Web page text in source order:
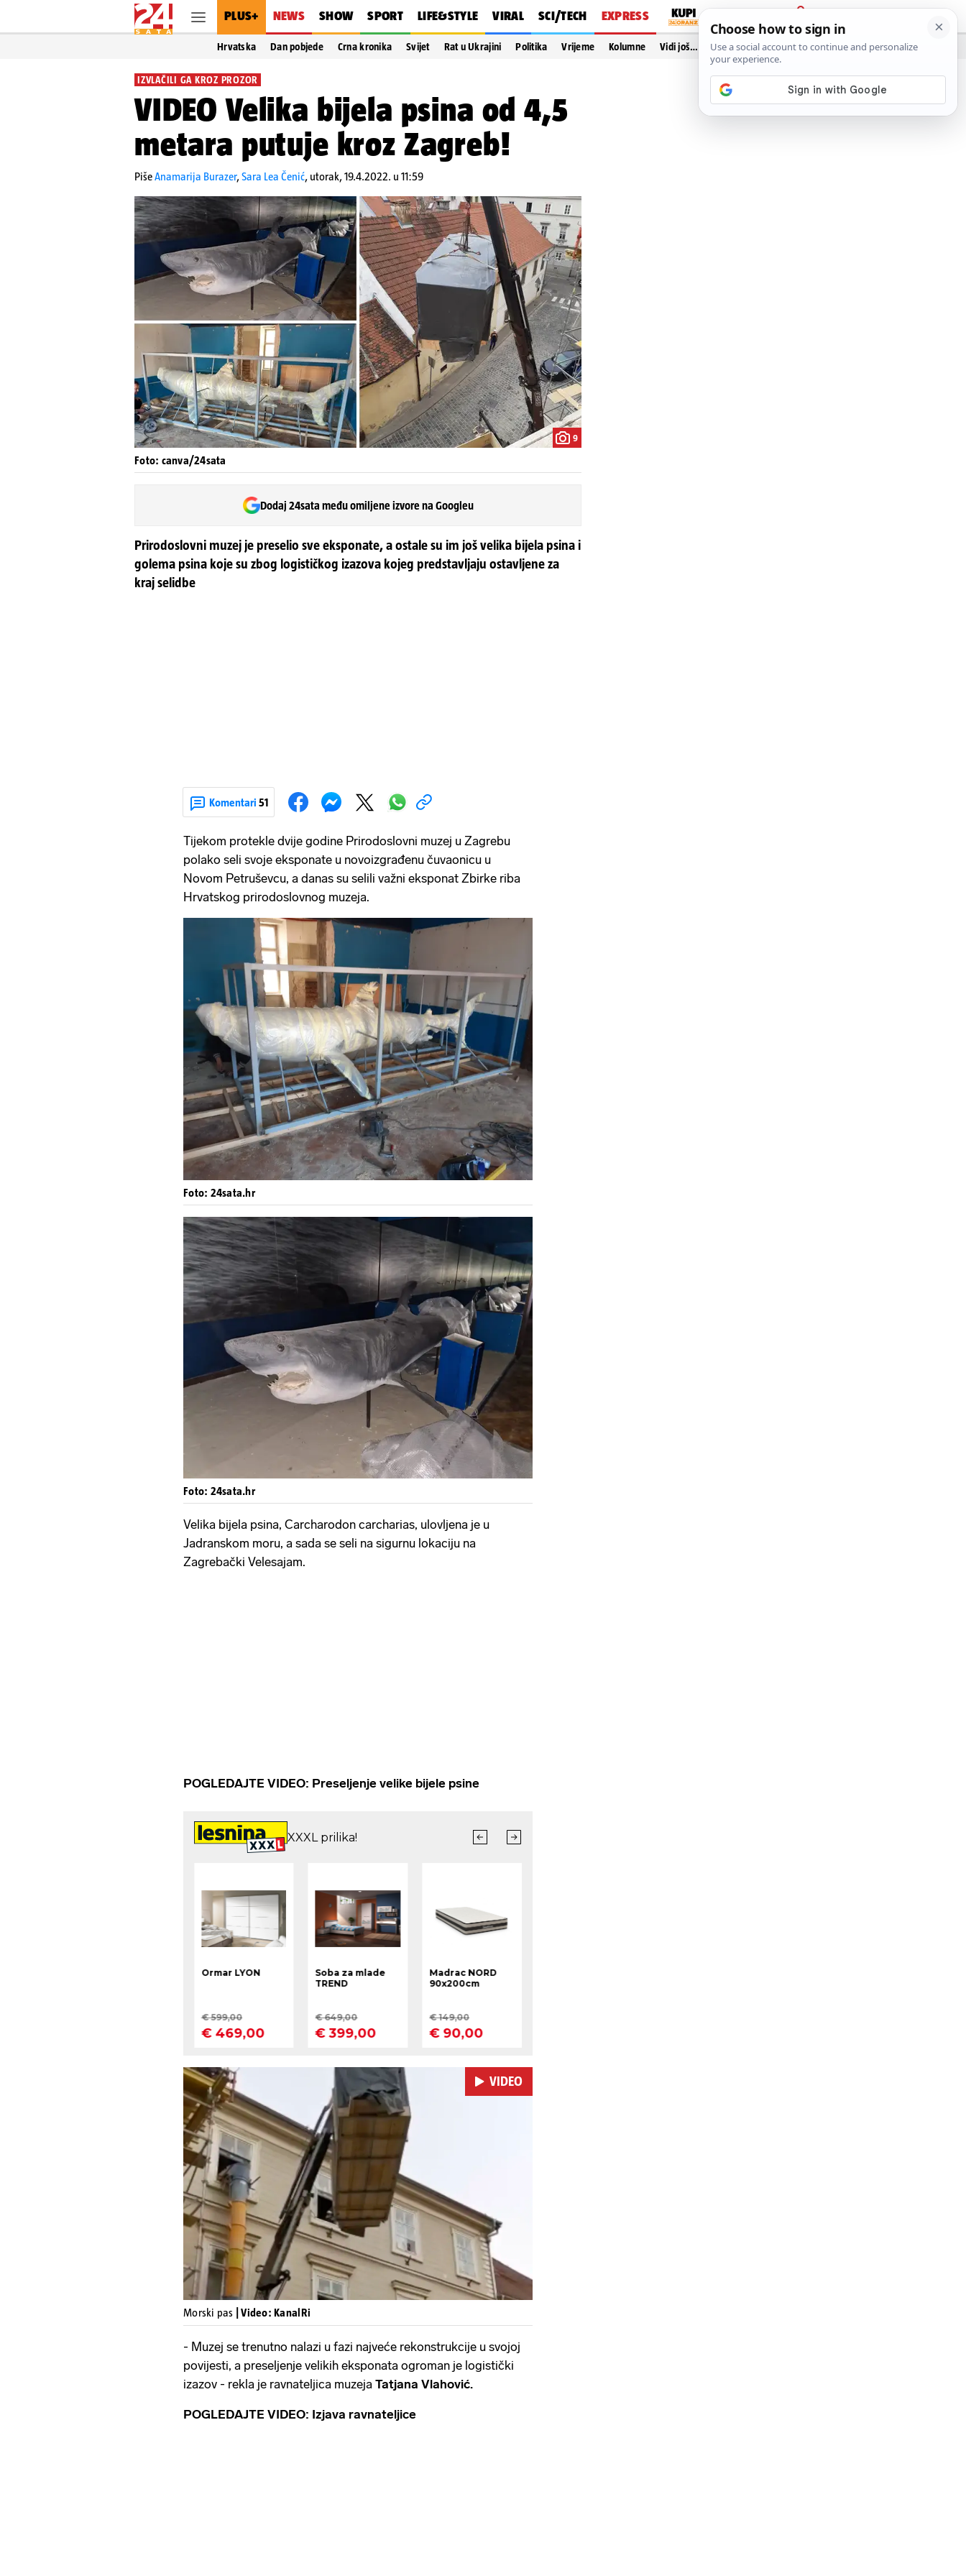
PLUS+ NEWS SHOW SPORT LIFE&STYLE VIRAL SCI/TECH EXPRESS
PRIJAVA
Hrvatska Dan pobjede Crna kronika Svijet Rat u Ukrajini Politika Vrijeme Kolumne Vidi još…
IZVLAČILI GA KROZ PROZOR
VIDEO Velika bijela psina od 4,5
metara putuje kroz Zagreb!
PišeAnamarija Burazer,Sara Lea Čenić, utorak, 19.4.2022. u 11:59
9
Foto: canva/24sata
Dodaj 24sata među omiljene izvore na Googleu
Prirodoslovni muzej je preselio sve eksponate, a ostale su im još velika bijela psina i
golema psina koje su zbog logističkog izazova kojeg predstavljaju ostavljene za
kraj selidbe
Komentari 51
Tijekom protekle dvije godine Prirodoslovni muzej u Zagrebu
polako seli svoje eksponate u novoizgrađenu čuvaonicu u
Novom Petruševcu, a danas su selili važni eksponat Zbirke riba
Hrvatskog prirodoslovnog muzeja.
Foto: 24sata.hr
Foto: 24sata.hr
Velika bijela psina, Carcharodon carcharias, ulovljena je u
Jadranskom moru, a sada se seli na sigurnu lokaciju na
Zagrebački Velesajam.
POGLEDAJTE VIDEO: Preseljenje velike bijele psine
VIDEO
Morski pas | Video: KanalRi
- Muzej se trenutno nalazi u fazi najveće rekonstrukcije u svojoj
povijesti, a preseljenje velikih eksponata ogroman je logistički
izazov - rekla je ravnateljica muzeja Tatjana Vlahović.
POGLEDAJTE VIDEO: Izjava ravnateljice